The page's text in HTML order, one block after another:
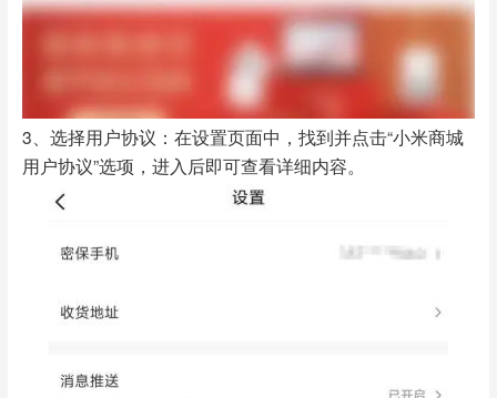
3、选择用户协议：在设置页面中，找到并点击“小米商城
用户协议”选项，进入后即可查看详细内容。